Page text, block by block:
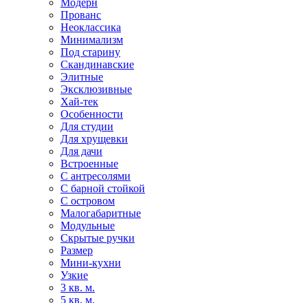
Модерн
Прованс
Неоклассика
Минимализм
Под старину
Скандинавские
Элитные
Эксклюзивные
Хай-тек
Особенности
Для студии
Для хрущевки
Для дачи
Встроенные
С антресолями
С барной стойкой
С островом
Малогабаритные
Модульные
Скрытые ручки
Размер
Мини-кухни
Узкие
3 кв. м.
5 кв. м.